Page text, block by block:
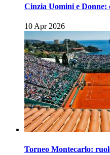
Cinzia Uomini e Donne:
10 Apr 2026
Torneo Montecarlo: